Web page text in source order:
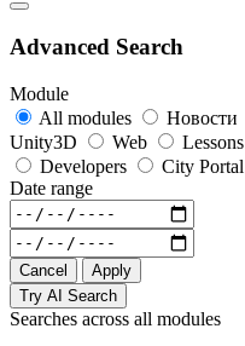
Advanced Search
Module
All modules
Новости
Unity3D
Web Lessons
Developers
City Portal
Date range
Cancel
Apply
Try AI Search
Searches across all modules